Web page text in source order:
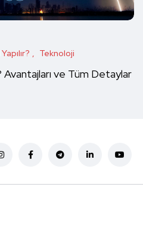
Teknoloji
Avantajları ve Tüm Detaylar